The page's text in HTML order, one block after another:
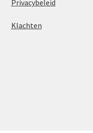
Privacybeleid
Klachten